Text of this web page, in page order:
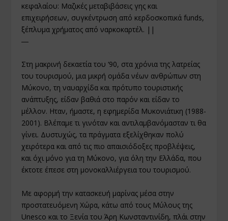
κεφαλαίου: Μαζικές μεταβιβάσεις γης και
επιχειρήσεων, συγκέντρωση από κερδοσκοπικά funds,
ξέπλυμα χρήματος από ναρκοκαρτέλ. ||
―
Στη μακρινή δεκαετία του ‘90, στα χρόνια της λατρείας
του τουρισμού, μια μικρή ομάδα νέων ανθρώπων στη
Μύκονο, τη ναυαρχίδα και πρότυπο τουριστικής
ανάπτυξης, είδαν βαθιά στο παρόν και είδαν το
μέλλον. Ηταν, ήμαστε, η εφημερίδα Μυκονιάτικη (1988-
2001). Βλέπαμε τι γινόταν και αντιλαμβανόμασταν τι θα
γίνει. Δυστυχώς, τα πράγματα εξελίχθηκαν πολύ
χειρότερα και από τις πιο απαισιόδοξες προβλέψεις,
και όχι μόνο για τη Μύκονο, για όλη την Ελλάδα, που
έκτοτε έπεσε στη μονοκαλλιέργεια του τουρισμού.
Με αφορμή την κατασκευή μαρίνας μέσα στην
προστατευόμενη Χώρα, κάτω από τους Μύλους της
Unesco και το Ξενία του Άρη Κωνσταντινίδη, πλάι στην